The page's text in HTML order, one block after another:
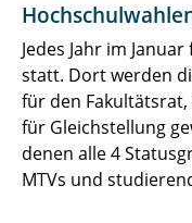
Jedes Jahr im
statt. Dort werden
für den
für Gleichstellung
denen alle 4
MTVs und